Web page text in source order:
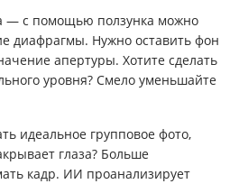
— с помощью ползунка можно
диафрагмы. Нужно оставить фон
апертуры. Хотите сделать
уровня? Смело уменьшайте
идеальное групповое фото,
глаза? Больше
кадр. ИИ проанализирует